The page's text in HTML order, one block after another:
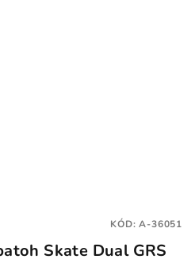
Skate Dual GRS
KÓD:A-36051